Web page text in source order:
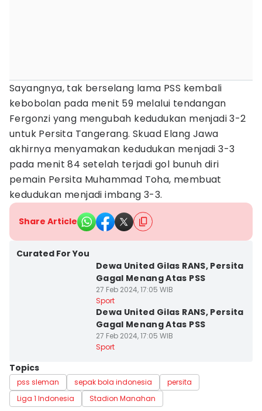
Sayangnya, tak berselang lama PSS kembali
kebobolan pada menit 59 melalui tendangan
Fergonzi yang mengubah kedudukan menjadi 3-2
untuk Persita Tangerang. Skuad Elang Jawa
akhirnya menyamakan kedudukan menjadi 3-3
pada menit 84 setelah terjadi gol bunuh diri
pemain Persita Muhammad Toha, membuat
kedudukan menjadi imbang 3-3.
Share Article
Curated For You
Dewa United Gilas RANS, Persita
Gagal Menang Atas PSS
27 Feb 2024, 17:05 WIB
Sport
Dewa United Gilas RANS, Persita
Gagal Menang Atas PSS
27 Feb 2024, 17:05 WIB
Sport
Topics
pss sleman sepak bola indonesia
persita
Liga 1 Indonesia
Stadion Manahan